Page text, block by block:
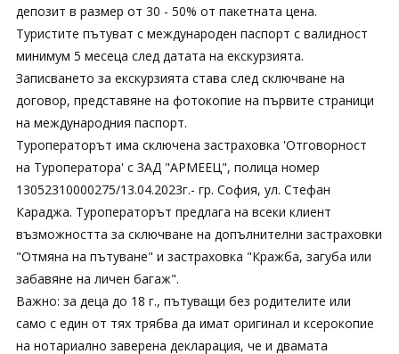
депозит в размер от 30 - 50% от пакетната цена.
Tуристите пътуват с международен паспорт с валидност
минимум 5 месеца след датата на екскурзията.
Записването за екскурзията става след сключване на
договор, представяне на фотокопие на първите страници
на международния паспорт.
Туроператорът има сключена застраховка 'Отговорност
на Туроператора' с ЗАД "АРМЕЕЦ", полица номер
13052310000275/13.04.2023г.- гр. София, ул. Стефан
Караджа. Туроператорът предлага на всеки клиент
възможността за сключване на допълнителни застраховки
"Отмяна на пътуване" и застраховка "Кражба, загуба или
забавяне на личен багаж".
Важно: за деца до 18 г., пътуващи без родителите или
само с един от тях трябва да имат оригинал и ксерокопие
на нотариално заверена декларация, че и двамата